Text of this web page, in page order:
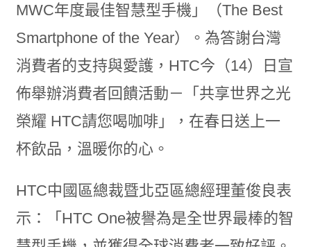
MWC年度最佳智慧型手機」（The Best
Smartphone of the Year）。為答謝台灣
消費者的支持與愛護，HTC今（14）日宣
佈舉辦消費者回饋活動－「共享世界之光
榮耀 HTC請您喝咖啡」，在春日送上一
杯飲品，溫暖你的心。
HTC中國區總裁暨北亞區總經理董俊良表
示：「HTC One被譽為是全世界最棒的智